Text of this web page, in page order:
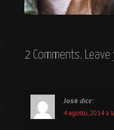
2 Comments.
José dice:
4 agosto, 2014 a